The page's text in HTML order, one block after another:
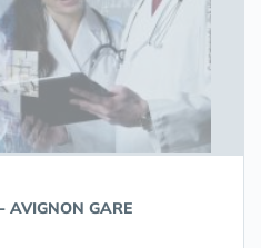
AVIGNON GARE